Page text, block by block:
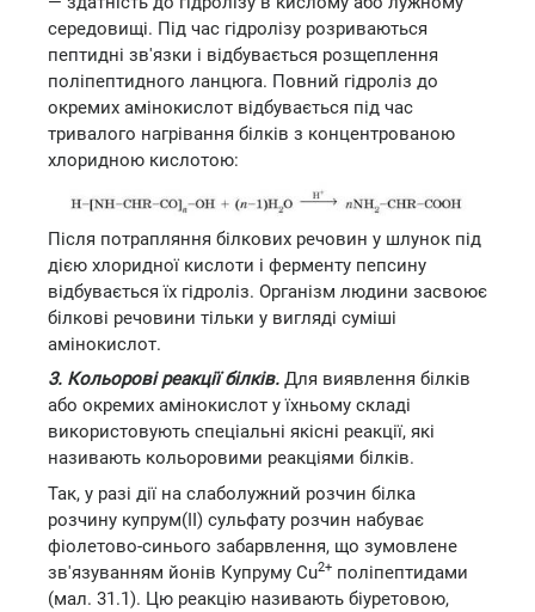
середовищі. Під час гідролізу розриваються
пептидні зв'язки і відбувається розщеплення
поліпептидного ланцюга. Повний гідроліз до
окремих амінокислот відбувається під час
тривалого нагрівання білків з концентрованою
хлоридною кислотою:
Після потрапляння білкових речовин у шлунок під
дією хлоридної кислоти і ферменту пепсину
відбувається їх гідроліз. Організм людини засвоює
білкові речовини тільки у вигляді суміші
амінокислот.
3. Кольорові реакції білків. Для виявлення білків
або окремих амінокислот у їхньому складі
використовують спеціальні якісні реакції, які
називають кольоровими реакціями білків.
Так, у разі дії на слаболужний розчин білка
розчину купрум(ІІ) сульфату розчин набуває
фіолетово-синього забарвлення, що зумовлене
зв'язуванням йонів Купруму Cu2+ поліпептидами
(мал. 31.1). Цю реакцію називають біуретовою,